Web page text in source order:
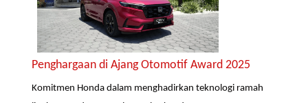
Penghargaan di Ajang Otomotif Award 2025
Komitmen Honda dalam menghadirkan teknologi ramah